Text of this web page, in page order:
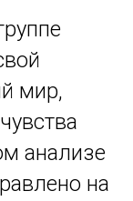
мир,
анализе
на